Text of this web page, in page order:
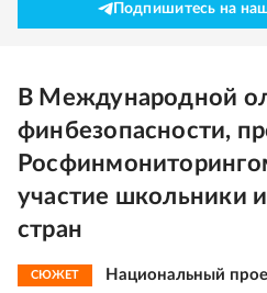
Подпишитесь на наш
В Международной
финбезопасности,
участие школьники
стран
СЮЖЕТ Национальный